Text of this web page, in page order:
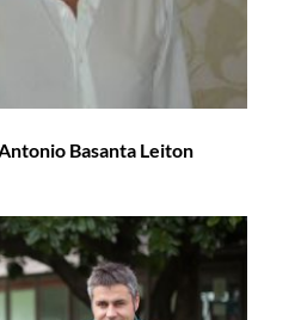
Basanta Leiton